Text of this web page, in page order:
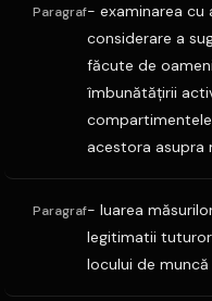
Paragraf- examinarea cu
considerare a
făcute de
îmbunătăţirii
acestora asupra
Paragraf- luarea
legitimatii
locului de muncă